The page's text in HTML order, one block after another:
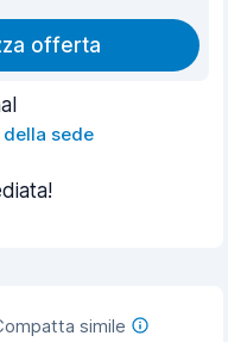
offerta
sede
simile